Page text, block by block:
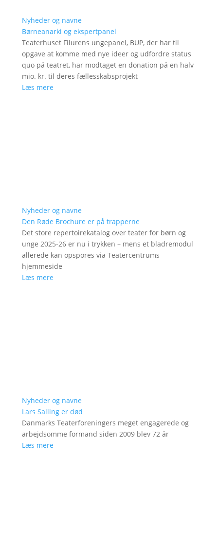
Nyheder og navne
Børneanarki og ekspertpanel
Teaterhuset Filurens ungepanel, BUP, der har til
opgave at komme med nye ideer og udfordre status
quo på teatret, har modtaget en donation på en halv
mio. kr. til deres fællesskabsprojekt
Læs mere
Nyheder og navne
Den Røde Brochure er på trapperne
Det store repertoirekatalog over teater for børn og
unge 2025-26 er nu i trykken – mens et bladremodul
allerede kan opspores via Teatercentrums
hjemmeside
Læs mere
Nyheder og navne
Lars Salling er død
Danmarks Teaterforeningers meget engagerede og
arbejdsomme formand siden 2009 blev 72 år
Læs mere